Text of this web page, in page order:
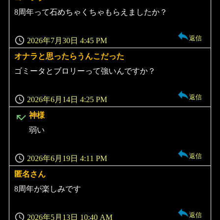
り:
2026年7月30日 4:45 PM
8周年って石めちゃくちゃもらえましたか？
返信
オナラと思ったらうんこだった
よ
り:
2026年6月14日 4:25 PM
ゴミータとブロリーって強いんですか？
返信
神様
よ
2026年6月19日 4:11 PM
弱い
返信
匿名さん
よ
り:
2026年5月13日 10:40 AM
8周年が楽しみです
返信